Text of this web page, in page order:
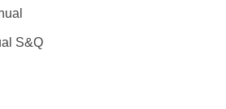
S&Q